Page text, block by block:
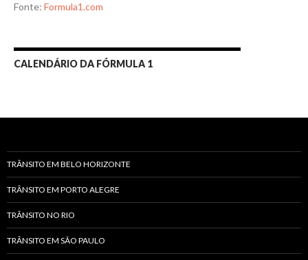
Fonte: Formula1.com
CALENDÁRIO DA FÓRMULA 1
TRÂNSITO EM BELO HORIZONTE
TRÂNSITO EM PORTO ALEGRE
TRÂNSITO NO RIO
TRÂNSITO EM SÃO PAULO